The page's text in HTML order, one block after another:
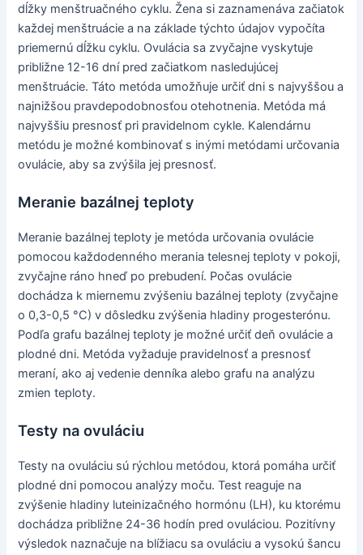
dĺžky menštruačného cyklu. Žena si zaznamenáva začiatok
každej menštruácie a na základe týchto údajov vypočíta
priemernú dĺžku cyklu. Ovulácia sa zvyčajne vyskytuje
približne 12-16 dní pred začiatkom nasledujúcej
menštruácie. Táto metóda umožňuje určiť dni s najvyššou a
najnižšou pravdepodobnosťou otehotnenia. Metóda má
najvyššiu presnosť pri pravidelnom cykle. Kalendárnu
metódu je možné kombinovať s inými metódami určovania
ovulácie, aby sa zvýšila jej presnosť.
Meranie bazálnej teploty
Meranie bazálnej teploty je metóda určovania ovulácie
pomocou každodenného merania telesnej teploty v pokoji,
zvyčajne ráno hneď po prebudení. Počas ovulácie
dochádza k miernemu zvýšeniu bazálnej teploty (zvyčajne
o 0,3-0,5 °C) v dôsledku zvýšenia hladiny progesterónu.
Podľa grafu bazálnej teploty je možné určiť deň ovulácie a
plodné dni. Metóda vyžaduje pravidelnosť a presnosť
meraní, ako aj vedenie denníka alebo grafu na analýzu
zmien teploty.
Testy na ovuláciu
Testy na ovuláciu sú rýchlou metódou, ktorá pomáha určiť
plodné dni pomocou analýzy moču. Test reaguje na
zvýšenie hladiny luteinizačného hormónu (LH), ku ktorému
dochádza približne 24-36 hodín pred ovuláciou. Pozitívny
výsledok naznačuje na blížiacu sa ovuláciu a vysokú šancu